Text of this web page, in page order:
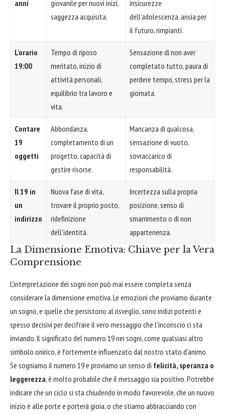
anni
giovanile per nuovi inizi,
saggezza acquisita.
insicurezze
dell'adolescenza, ansia per
il futuro, rimpianti.
L'orario
19:00
Tempo di riposo
meritato, inizio di
attività personali,
equilibrio tra lavoro e
vita.
Sensazione di non aver
completato tutto, paura di
perdere tempo, stress per la
giornata.
Contare
19
oggetti
Abbondanza,
completamento di un
progetto, capacità di
gestire risorse.
Mancanza di qualcosa,
sensazione di vuoto,
sovraccarico di
responsabilità.
Il 19 in
un
indirizzo
Nuova fase di vita,
trovare il proprio posto,
ridefinizione
dell'identità.
Incertezza sulla propria
posizione, senso di
smarrimento o di non
appartenenza.
La Dimensione Emotiva: Chiave per la Vera
Comprensione
L'interpretazione dei sogni non può mai essere completa senza
considerare la dimensione emotiva. Le emozioni che proviamo durante
un sogno, e quelle che persistono al risveglio, sono indizi potenti e
spesso decisivi per decifrare il vero messaggio che l'inconscio ci sta
inviando. Il significato del numero 19 nei sogni, come qualsiasi altro
simbolo onirico, è fortemente influenzato dal nostro stato d'animo.
Se sogniamo il numero 19 e proviamo un senso di felicità, speranza o
leggerezza, è molto probabile che il messaggio sia positivo. Potrebbe
indicare che un ciclo si sta chiudendo in modo favorevole, che un nuovo
inizio è alle porte e porterà gioia, o che stiamo abbracciando con